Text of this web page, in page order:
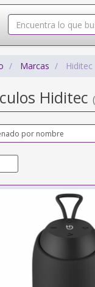
Marcas Hiditec
Hiditec